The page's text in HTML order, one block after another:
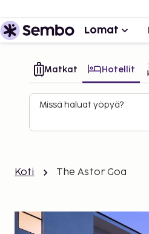
Lomat
Matkat Hotellit
Missä haluat yöpyä?
Koti The Astor Goa